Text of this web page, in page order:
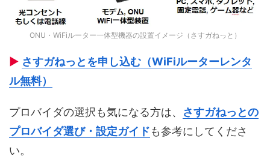
ONU・WiFiルーター一体型機器の設置イメージ（さすガねっと）
▶ さすガねっとを申し込む（WiFiルーターレンタ
ル無料）
プロバイダの選択も気になる方は、 さすガねっとの
プロバイダ選び・設定ガイドも参考にしてくださ
い。